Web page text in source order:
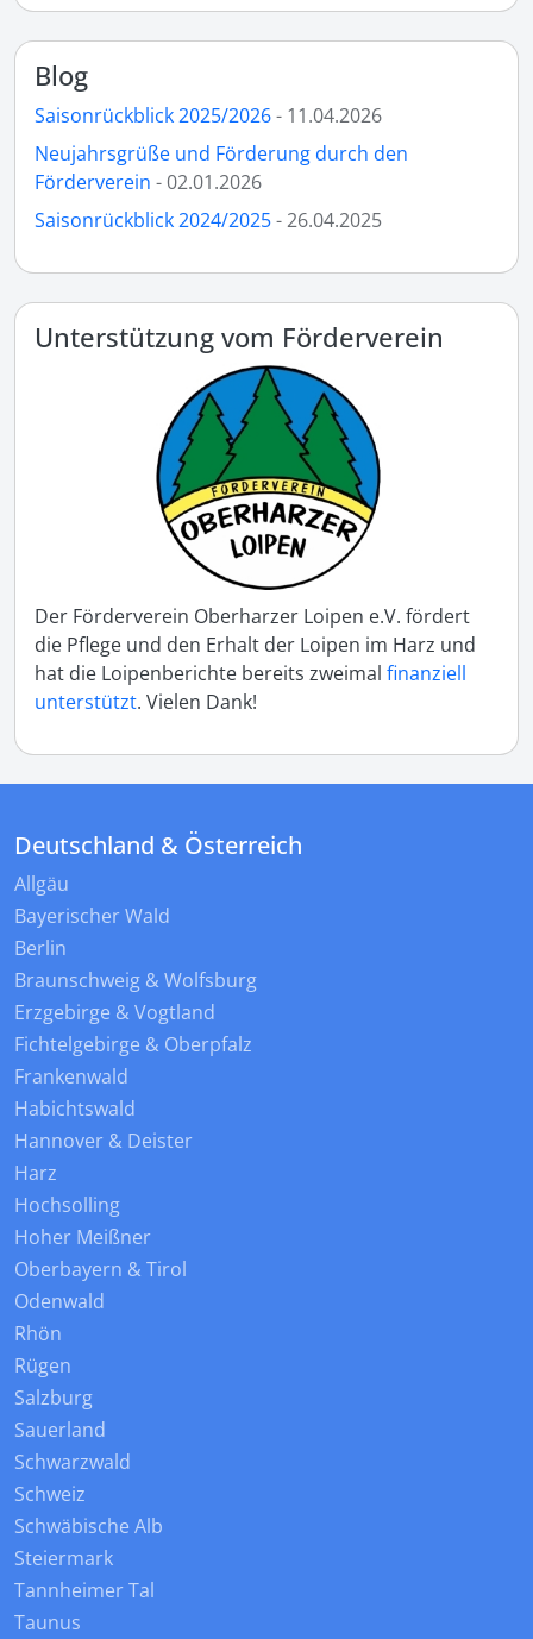
Blog
Saisonrückblick 2025/2026- 11.04.2026
Neujahrsgrüße und Förderung durch den
Förderverein - 02.01.2026
Saisonrückblick 2024/2025- 26.04.2025
Unterstützung vom Förderverein
Der Förderverein Oberharzer Loipen e.V. fördert
die Pflege und den Erhalt der Loipen im Harz und
hat die Loipenberichte bereits zweimal finanziell
unterstützt. Vielen Dank!
Deutschland & Österreich
Allgäu
Bayerischer Wald
Berlin
Braunschweig & Wolfsburg
Erzgebirge & Vogtland
Fichtelgebirge & Oberpfalz
Frankenwald
Habichtswald
Hannover & Deister
Harz
Hochsolling
Hoher Meißner
Oberbayern & Tirol
Odenwald
Rhön
Rügen
Salzburg
Sauerland
Schwarzwald
Schweiz
Schwäbische Alb
Steiermark
Tannheimer Tal
Taunus